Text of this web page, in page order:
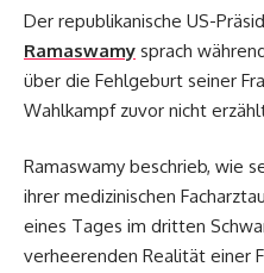
Der republikanische US-
Ramaswamy sprach
über die Fehlgeburt seiner
Wahlkampf zuvor nicht
Ramaswamy beschrieb, wie
ihrer medizinischen
eines Tages im dritten
verheerenden Realität einer